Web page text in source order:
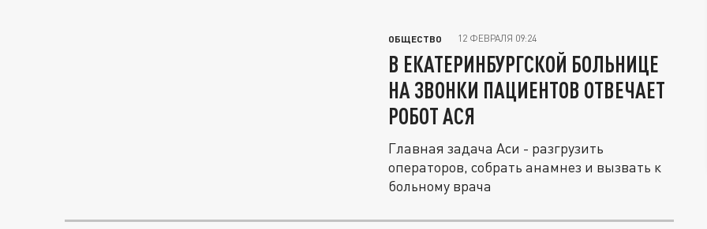
ОБЩЕСТВО 12 ФЕВРАЛЯ 09:24
В ЕКАТЕРИНБУРГСКОЙ БОЛЬНИЦЕ
НА ЗВОНКИ ПАЦИЕНТОВ ОТВЕЧАЕТ
РОБОТ АСЯ
Главная задача Аси - разгрузить
операторов, собрать анамнез и вызвать к
больному врача